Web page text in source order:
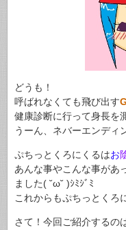
どうも！
呼ばれなくても飛び出す
健康診断に行って身長を
うーん、ネバーエンディ
ぷちっとくろにくるはお
あんな事やこんな事があ
ました( ˘ω˘ )ｼﾐｼﾞﾐ
これからもぷちっとくろ
さて！今回ご紹介するの